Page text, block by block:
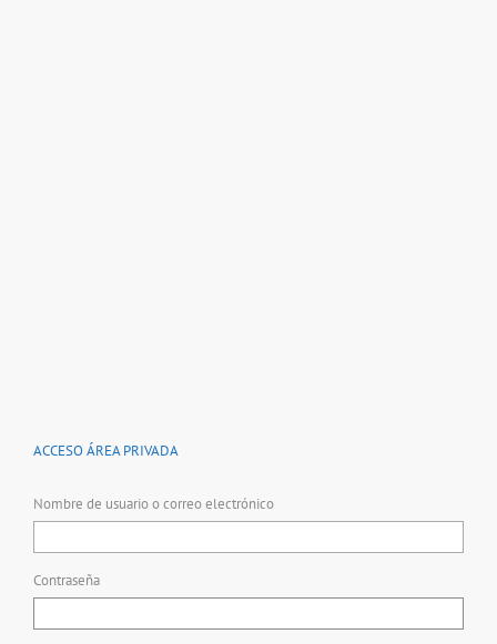
ACCESO ÁREA PRIVADA
Nombre de usuario o correo electrónico
Contraseña